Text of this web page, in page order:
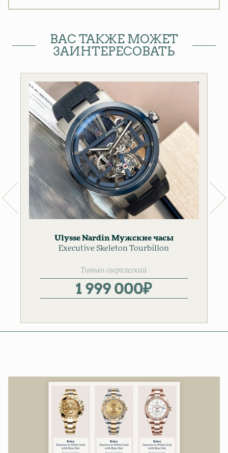
ВАС ТАКЖЕ МОЖЕТ
ЗАИНТЕРЕСОВАТЬ
Ulysse Nardin Мужские часы
Executive Skeleton Tourbillon
Титан сверхлегкий
1 999 000₽